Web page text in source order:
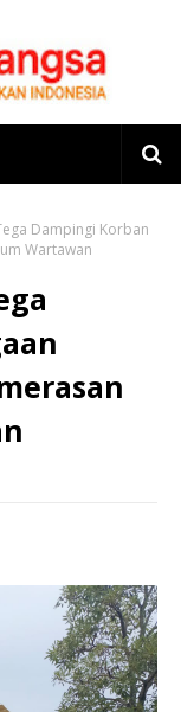
Dampingi Korban
Wartawan